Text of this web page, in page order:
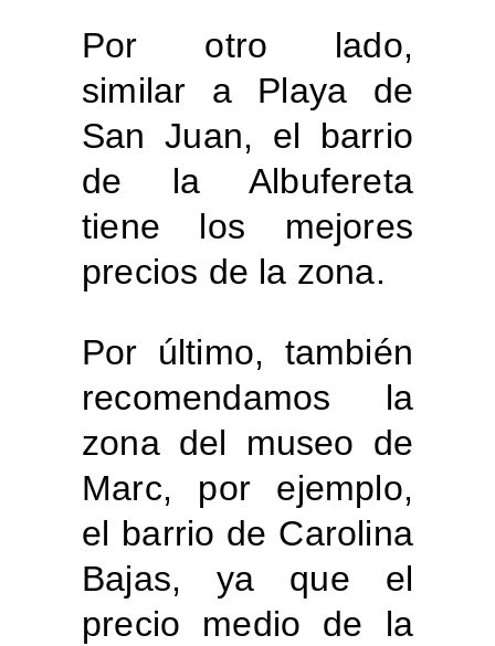
Por otro lado,
similar a Playa de
San Juan, el barrio
de la Albufereta
tiene los mejores
precios de la zona.
Por último, también
recomendamos la
zona del museo de
Marc, por ejemplo,
el barrio de Carolina
Bajas, ya que el
precio medio de la